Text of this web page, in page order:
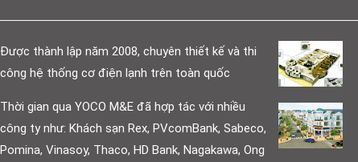
Được thành lập năm 2008, chuyên thiết kế và thi
công hệ thống cơ điện lạnh trên toàn quốc
Thời gian qua YOCO M&E đã hợp tác với nhiều
công ty như: Khách sạn Rex, PVcomBank, Sabeco,
Pomina, Vinasoy, Thaco, HD Bank, Nagakawa, Ong